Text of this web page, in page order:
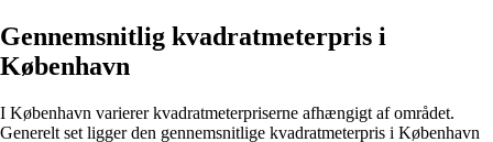
Gennemsnitlig kvadratmeterpris i
København
I København varierer kvadratmeterpriserne afhængigt af området.
Generelt set ligger den gennemsnitlige kvadratmeterpris i København